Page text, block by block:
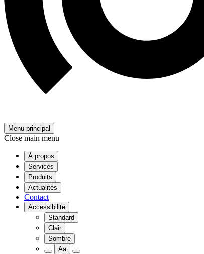
Menu principal
Close main menu
À propos
Services
Produits
Actualités
Contact
Accessibilité
Standard
Clair
Sombre
Aa